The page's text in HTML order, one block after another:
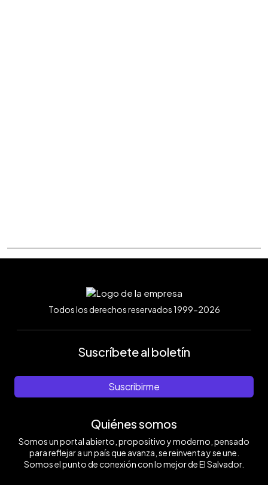
Todos los derechos reservados 1999-2026
Suscríbete al boletín
Suscribirme
Quiénes somos
Somos un portal abierto, propositivo y moderno, pensado
para reflejar a un país que avanza, se reinventa y se une.
Somos el punto de conexión con lo mejor de El Salvador.